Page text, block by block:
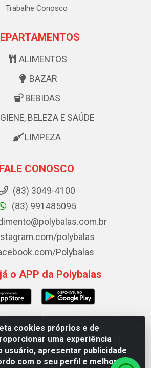
cookies próprios e de
uma experiência
usuário, apresentar publicidade
com o seu perfil e melhorar a
Trabalhe Conosco
ALIMENTOS
BAZAR
BEBIDAS
BELEZA E SAÚDE
LIMPEZA
FALE CONOSCO
(83) 3049-4100
(83) 991485095
polybalas
Polybalas
o APP da Polybalas
João Miguel de Souza, 173 Galpão B -
Pessoa/PB - CEP 58.075-075 - CNPJ
00.909.327/0002-61